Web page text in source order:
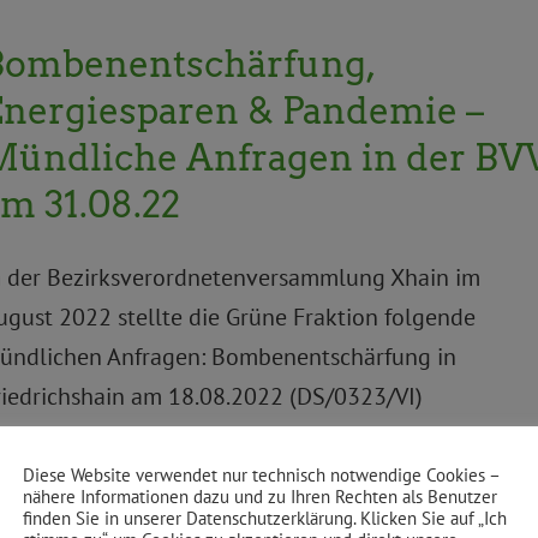
& Pandemie –
Anfragen in der
31.08.22
der Bezirksverordnetenversammlung Xhain im
2022 stellte die Grüne Fraktion folgende
Anfragen: Bombenentschärfung in
am 18.08.2022 (DS/0323/VI)
in bezirklichen Liegenschaften
0324/VI) Umsetzung der PV-Pflicht auf
nach §19 EWG (DS/0332/VI)
Diese Website verwendet nur technisch notwendige Cookies –
nähere Informationen dazu und zu Ihren Rechten als Benutzer
finden Sie in unserer Datenschutzerklärung. Klicken Sie auf „Ich